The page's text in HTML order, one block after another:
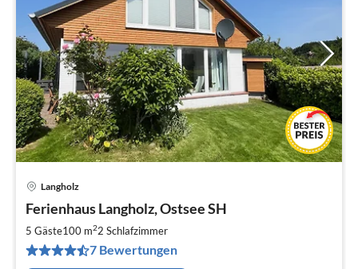
Langholz
Ferienhaus Langholz, Ostsee SH
5 Gäste100 m22 Schlafzimmer
7 Bewertungen